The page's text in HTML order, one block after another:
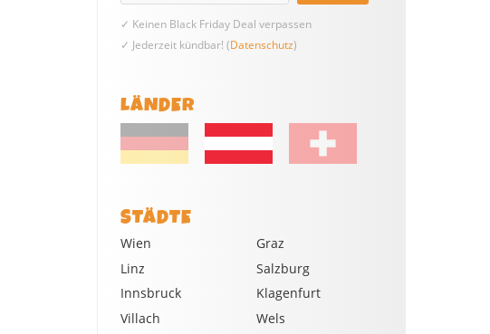
✓ Keinen Black Friday Deal verpassen
✓ Jederzeit kündbar! (Datenschutz)
LÄNDER
STÄDTE
Wien
Graz
Linz
Salzburg
Innsbruck
Klagenfurt
Villach
Wels